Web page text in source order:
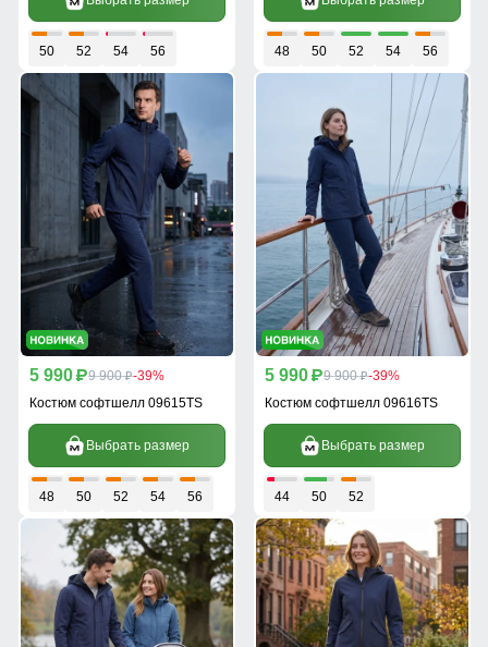
50 52 54 56 48 50 52 54 56
5 990 p9 900 p-39%
Костюм софтшелл 09615TS
Выбрать размер
48 50 52 54 56
5 990 p9 900 p-39%
Костюм софтшелл 09616TS
Выбрать размер
44 50 52